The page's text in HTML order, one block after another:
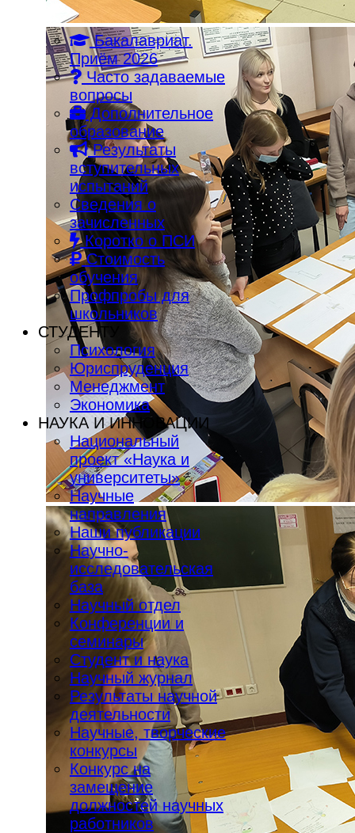
Бакалавриат.
Приём 2026
Часто задаваемые
вопросы
Дополнительное
образование
Результаты
вступительных
испытаний
Сведения о
зачисленных
Коротко о ПСИ
Стоимость
обучения
Профпробы для
школьников
СТУДЕНТУ
Психология
Юриспруденция
Менеджмент
Экономика
НАУКА И ИННОВАЦИИ
Национальный
проект «Наука и
университеты»
Научные
направления
Наши публикации
Научно-
исследовательская
база
Научный отдел
Конференции и
семинары
Студент и наука
Научный журнал
Результаты научной
деятельности
Научные, творческие
конкурсы
Конкурс на
замещение
должностей научных
работников